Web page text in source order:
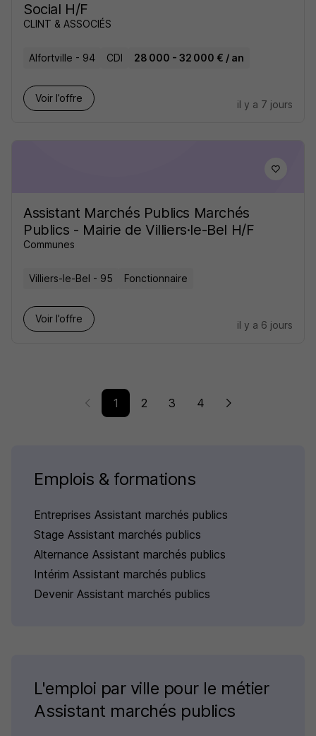
Social H/F
CLINT & ASSOCIÉS
Alfortville - 94 CDI 28 000 - 32 000 € / an
Voir l’offre
il y a 7 jours
Assistant Marchés Publics Marchés
Publics - Mairie de Villiers·le-Bel H/F
Communes
Villiers-le-Bel - 95 Fonctionnaire
Voir l’offre
il y a 6 jours
1 2 3 4
Emplois & formations
Entreprises Assistant marchés publics
Stage Assistant marchés publics
Alternance Assistant marchés publics
Intérim Assistant marchés publics
Devenir Assistant marchés publics
L'emploi par ville pour le métier
Assistant marchés publics